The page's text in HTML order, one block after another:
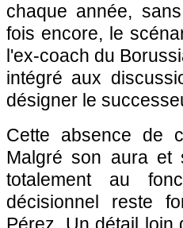
chaque année,
fois encore, le
l'ex-coach du
intégré aux
désigner le
Cette absence de
Malgré son aura et
totalement au
décisionnel reste